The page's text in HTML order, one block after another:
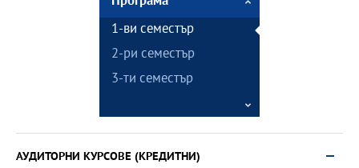
1-ви семестър
2-ри семестър
3-ти семестър
АУДИТОРНИ КУРСОВЕ (КРЕДИТНИ)